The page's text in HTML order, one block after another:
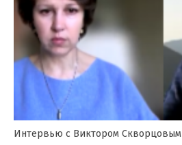
Интервью с Виктором Скворцовым